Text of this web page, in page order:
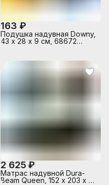
163 ₽
Подушка надувная Downy,
43 х 28 х 9 см, 68672
2 625 ₽
Матрас надувной Dura-
Beam Queen, 152 х 203 х 25